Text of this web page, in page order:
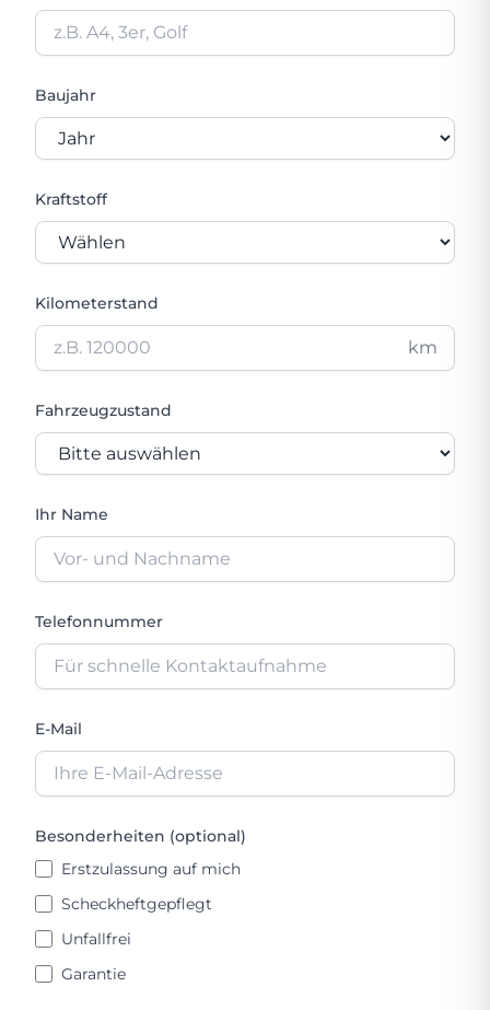
Baujahr
Kraftstoff
Kilometerstand
km
Fahrzeugzustand
Ihr Name
Telefonnummer
E-Mail
Besonderheiten (optional)
Erstzulassung auf mich
Scheckheftgepflegt
Unfallfrei
Garantie